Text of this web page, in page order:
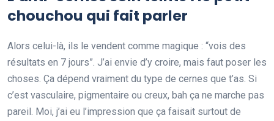
chouchou qui fait parler
Alors celui-là, ils le vendent comme magique : “vois des
résultats en 7 jours”. J’ai envie d’y croire, mais faut poser les
choses. Ça dépend vraiment du type de cernes que t’as. Si
c’est vasculaire, pigmentaire ou creux, bah ça ne marche pas
pareil. Moi, j’ai eu l’impression que ça faisait surtout de